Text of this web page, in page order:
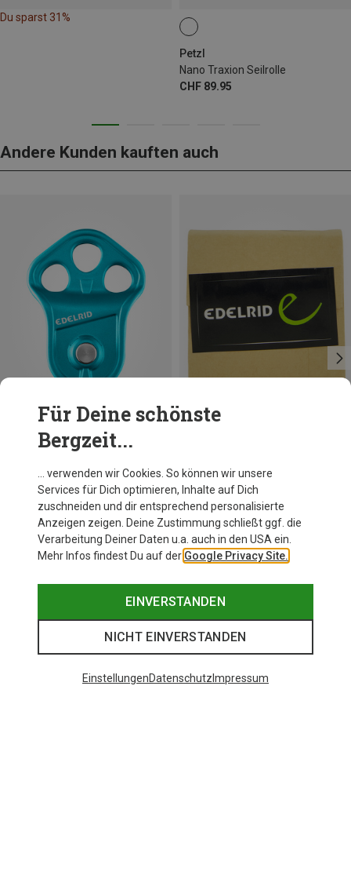
Du sparst 31%
Petzl
Nano Traxion Seilrolle
CHF 89.95
Andere Kunden kauften auch
Puck Seilrolle
CHF 59.95
Edelrid
Chalk Block II
CHF 23.95
Für Deine schönste
Bergzeit...
… verwenden wir Cookies. So können wir unsere
Services für Dich optimieren, Inhalte auf Dich
zuschneiden und dir entsprechend personalisierte
Anzeigen zeigen. Deine Zustimmung schließt ggf. die
Verarbeitung Deiner Daten u.a. auch in den USA ein.
Mehr Infos findest Du auf der Google Privacy Site.
EINVERSTANDEN
NICHT EINVERSTANDEN
EinstellungenDatenschutz Impressum